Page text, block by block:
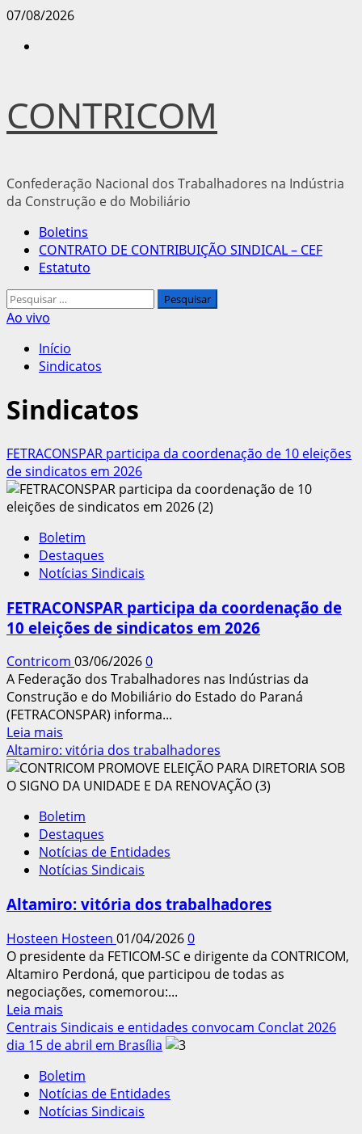
Avançar
07/08/2026
CONTRICOM
Confederação Nacional dos Trabalhadores na Indústria
da Construção e do Mobiliário
Menu
principal
Boletins
CONTRATO DE CONTRIBUIÇÃO SINDICAL – CEF
Estatuto
Pesquisar
por:
Ao vivo
Início
Sindicatos
Sindicatos
FETRACONSPAR participa da coordenação de 10 eleições
de sindicatos em 2026
Boletim
Destaques
Notícias Sindicais
FETRACONSPAR participa da coordenação de
10 eleições de sindicatos em 2026
Contricom 03/06/20260
A Federação dos Trabalhadores nas Indústrias da
Construção e do Mobiliário do Estado do Paraná
(FETRACONSPAR) informa...
Leia mais
mais
sobre
FETRACONSPAR
da
coordenação
de
10
de
em
2026
Altamiro: vitória dos trabalhadores
Boletim
Destaques
Notícias de Entidades
Notícias Sindicais
Altamiro: vitória dos trabalhadores
Hosteen Hosteen 01/04/20260
O presidente da FETICOM-SC e dirigente da CONTRICOM,
Altamiro Perdoná, que participou de todas as
negociações, comemorou:...
Leia mais
mais
sobre
vitória
dos
trabalhadores
Centrais Sindicais e entidades convocam Conclat 2026
dia 15 de abril em Brasília
Boletim
Notícias de Entidades
Notícias Sindicais